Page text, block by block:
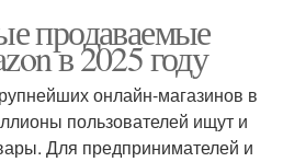
продаваемые
в 2025 году
онлайн-магазинов в
пользователей ищут и
Для предпринимателей и